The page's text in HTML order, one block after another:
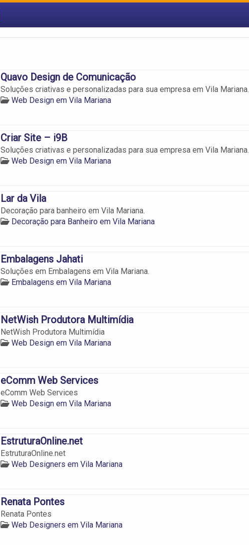
Quavo Design de Comunicação
Soluções criativas e personalizadas para sua empresa em Vila Mariana.
Web Design em Vila Mariana
Criar Site – i9B
Soluções criativas e personalizadas para sua empresa em Vila Mariana.
Web Design em Vila Mariana
Lar da Vila
Decoração para banheiro em Vila Mariana.
Decoração para Banheiro em Vila Mariana
Embalagens Jahati
Soluções em Embalagens em Vila Mariana.
Embalagens em Vila Mariana
NetWish Produtora Multimídia
NetWish Produtora Multimídia
Web Design em Vila Mariana
eComm Web Services
eComm Web Services
Web Design em Vila Mariana
EstruturaOnline.net
EstruturaOnline.net
Web Designers em Vila Mariana
Renata Pontes
Renata Pontes
Web Designers em Vila Mariana